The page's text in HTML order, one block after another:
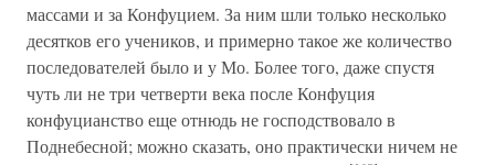
массами и за Конфуцием. За ним шли только несколько
десятков его учеников, и примерно такое же количество
последователей было и у Мо. Более того, даже спустя
чуть ли не три четверти века после Конфуция
конфуцианство еще отнюдь не господствовало в
Поднебесной; можно сказать, оно практически ничем не